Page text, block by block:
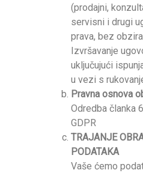
(prodajni,
servisni i drugi
prava, bez
Izvršavanje
uključujući
u vezi s
Pravna osnova
Odredba članka
GDPR
TRAJANJE
PODATAKA
Vaše ćemo